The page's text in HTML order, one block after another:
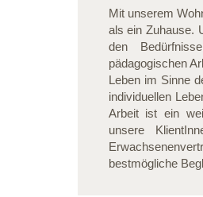
Mit unserem
als ein Zuhause.
den
pädagogischen
Leben im Sinne
individuellen
Arbeit ist ein
unsere
bestmögliche